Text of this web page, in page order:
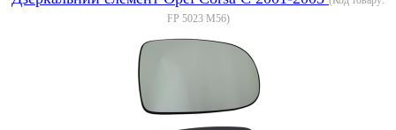
FP 5023 M56)